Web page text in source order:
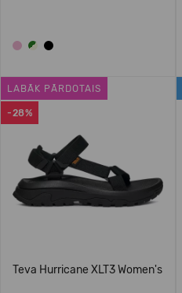
-28%
LABĀK PĀRDOTAIS
Teva Hurricane XLT3 Women's